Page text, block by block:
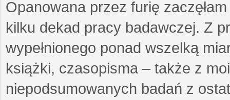
Opanowana przez furię
kilku dekad pracy badawczej. Z
wypełnionego ponad wszelką
książki, czasopisma – także z
niepodsumowanych badań z